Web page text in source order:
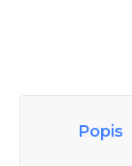
Popis